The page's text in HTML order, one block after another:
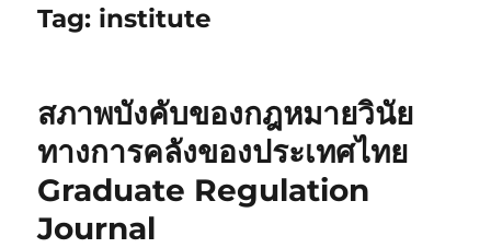
Tag: institute
สภาพบังคับของกฎหมายวินัย
ทางการคลังของประเทศไทย
Graduate Regulation
Journal